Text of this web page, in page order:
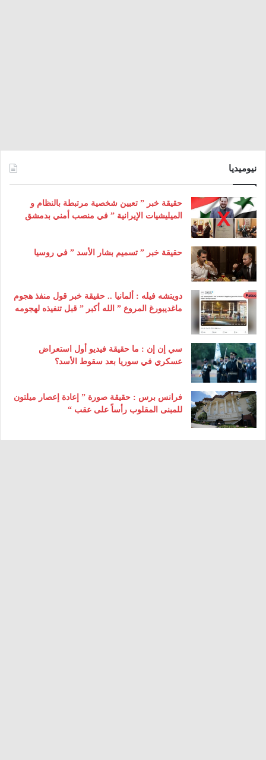
نيوميديا
حقيقة خبر ” تعيين شخصية مرتبطة بالنظام و
الميليشيات الإيرانية ” في منصب أمني بدمشق
حقيقة خبر ” تسميم بشار الأسد ” في روسيا
دويتشه فيله : ألمانيا .. حقيقة خبر قول منفذ هجوم
ماغديبورغ المروع ” الله أكبر ” قبل تنفيذه لهجومه
سي إن إن : ما حقيقة فيديو أول استعراض
عسكري في سوريا بعد سقوط الأسد؟
فرانس برس : حقيقة صورة ” إعادة إعصار ميلتون
للمبنى المقلوب رأساً على عقب “